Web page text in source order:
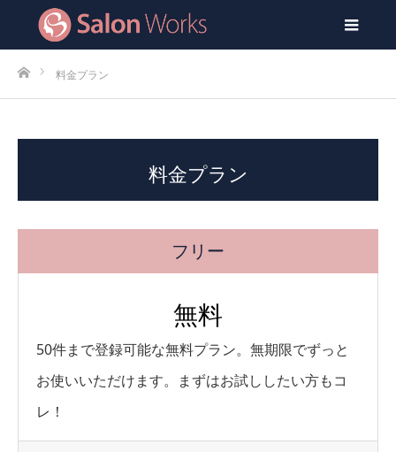
ホーム料金プラン
料金プラン
フリー
無料
50件まで登録可能な無料プラン。無期限でずっと
お使いいただけます。まずはお試ししたい方もコ
レ！